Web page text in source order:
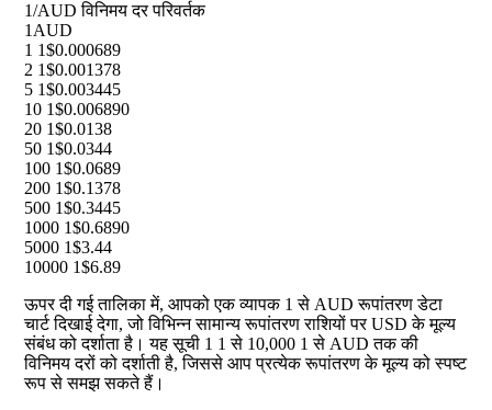
1/AUD विनिमय दर परिवर्तक
1AUD
1 1$0.000689
2 1$0.001378
5 1$0.003445
10 1$0.006890
20 1$0.0138
50 1$0.0344
100 1$0.0689
200 1$0.1378
500 1$0.3445
1000 1$0.6890
5000 1$3.44
10000 1$6.89
ऊपर दी गई तालिका में, आपको एक व्यापक 1 से AUD रूपांतरण डेटा
चार्ट दिखाई देगा, जो विभिन्न सामान्य रूपांतरण राशियों पर USD के मूल्य
संबंध को दर्शाता है। यह सूची 1 1 से 10,000 1 से AUD तक की
विनिमय दरों को दर्शाती है, जिससे आप प्रत्येक रूपांतरण के मूल्य को स्पष्ट
रूप से समझ सकते हैं।